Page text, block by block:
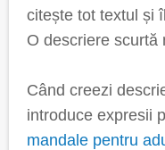
citește tot textul și
O descriere scurtă
Când creezi
introduce expresii
mandale pentru